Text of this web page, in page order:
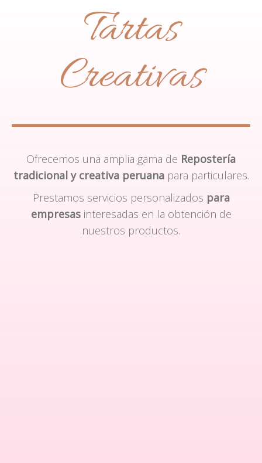
Tartas
Creativas
Ofrecemos una amplia gama de Repostería
tradicional y creativa peruanapara particulares.
Prestamos servicios personalizados para
empresasinteresadas en la obtención de
nuestros productos.